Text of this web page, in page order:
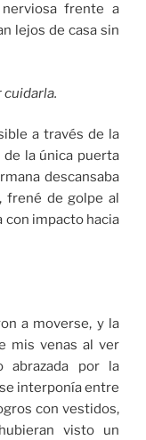
frente a
lejos de casa sin
cuidarla.
a través de la
la única puerta
descansaba
frené de golpe al
con impacto hacia
a moverse, y la
mis venas al ver
abrazada por la
interponía entre
con vestidos,
visto un